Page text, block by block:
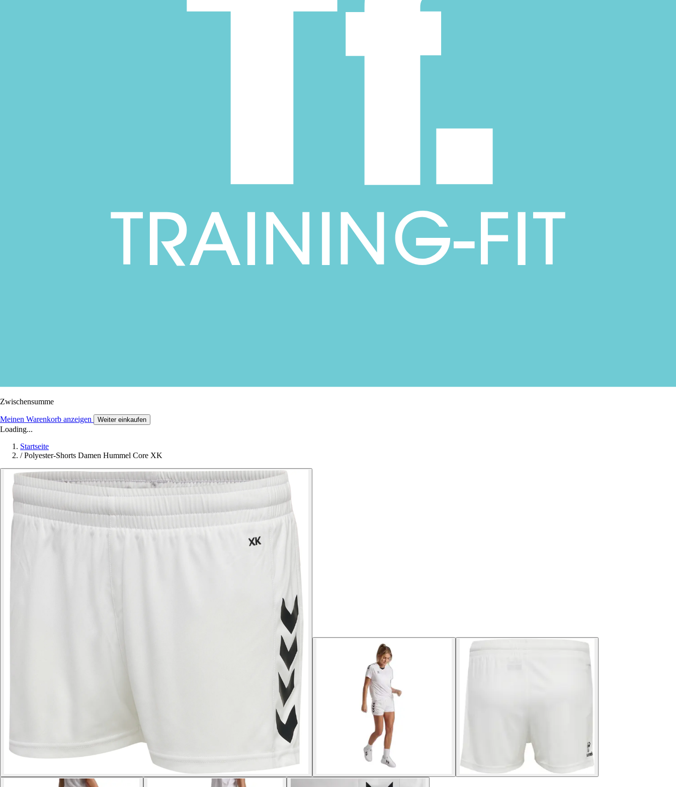
Zwischensumme
Meinen Warenkorb anzeigen Weiter einkaufen
Loading...
Startseite
/ Polyester-Shorts Damen Hummel Core XK